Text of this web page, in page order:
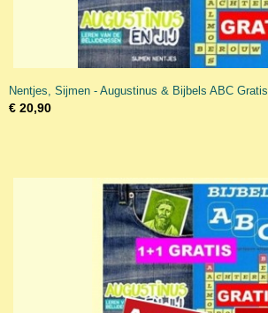
Nentjes, Sijmen - Augustinus & Bijbels ABC Gratis
€ 20,90